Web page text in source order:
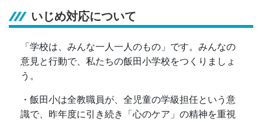
いじめ対応について
「学校は、みんな一人一人のもの」です。みんなの
意見と行動で、私たちの飯田小学校をつくりましょ
う。
・飯田小は全教職員が、全児童の学級担任という意
識で、昨年度に引き続き「心のケア」の精神を重視